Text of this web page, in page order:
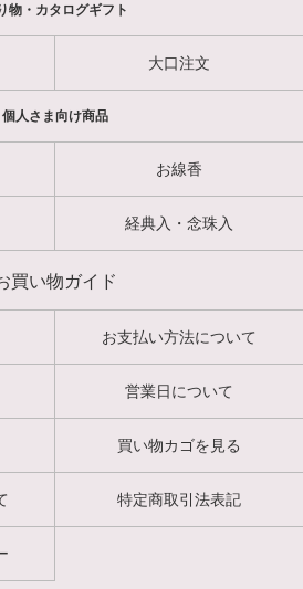
物・カタログギフト
大口注文
個人さま向け商品
お線香
経典入・念珠入
買い物ガイド
お支払い方法について
営業日について
買い物カゴを見る
特定商取引法表記